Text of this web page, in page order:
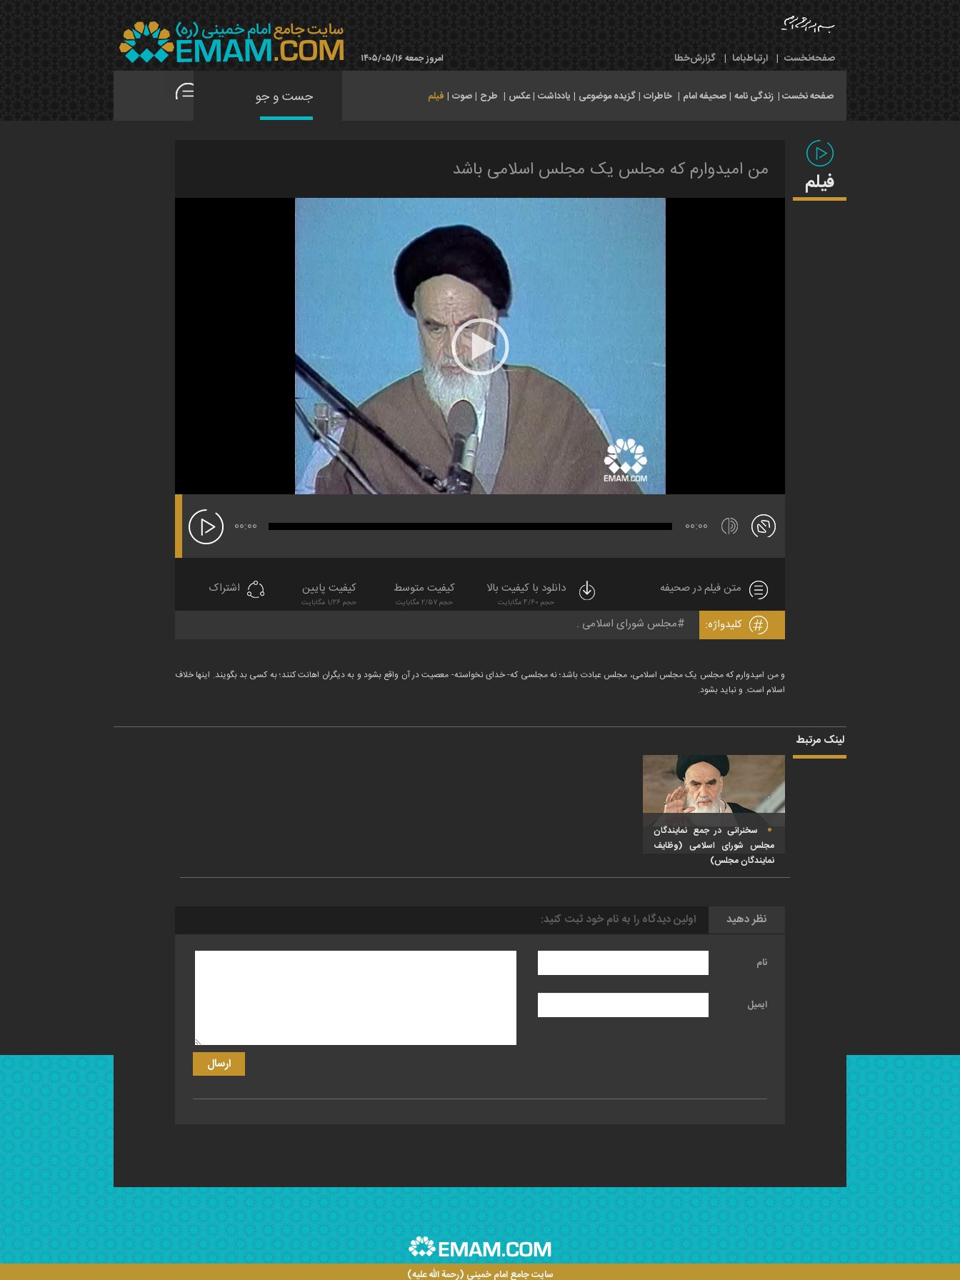
صفحه‌نخست | ارتباط‌با‌ما | گزارش‌خطا امروز جمعه ۱۴۰۵/۰۵/۱۶
صفحه نخست | زندگی نامه |صحیفه امام | خاطرات |گزیده موضوعی | یادداشت |عکس | طرح |صوت | فیلم
فیلم من امیدوارم که مجلس یک مجلس اسلامی باشد
00:00 00:00
متن فیلم در صحیفه دانلود با کیفیت بالا
حجم 4/60 مگابایت
کیفیت متوسط
حجم 2/57 مگابایت
کیفیت پایین
حجم 1/26 مگابایت
اشتراک
کلیدواژه: مجلس شورای اسلامی
و من امیدوارم که مجلس یک مجلس اسلامی، مجلس عبادت باشد؛ نه مجلسی که- خدای نخواسته- معصیت در آن واقع بشود و به دیگران اهانت کنند؛ به کسی بد بگویند. اینها خلاف
اسلام است. و نباید بشود.
لینک مرتبط
سخنرانی در جمع نمایندگان
مجلس شورای اسلامی (وظایف
نمایندگان مجلس)
نظر دهید اولین دیدگاه را به نام خود ثبت کنید:
نام
ایمیل
سایت جامع امام خمینی (رحمة الله علیه)